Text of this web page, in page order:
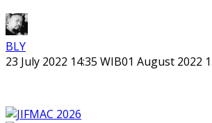
BLY
23 July 2022 14:35 WIB01 August 2022